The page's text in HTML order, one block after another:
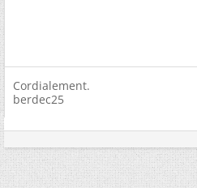
Cordialement.
berdec25